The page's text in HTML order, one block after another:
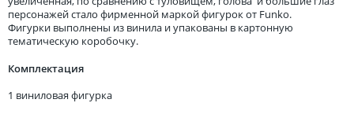
персонажей стало фирменной маркой фигурок от Funko.
Фигурки выполнены из винила и упакованы в картонную
тематическую коробочку.
Комплектация
1 виниловая фигурка